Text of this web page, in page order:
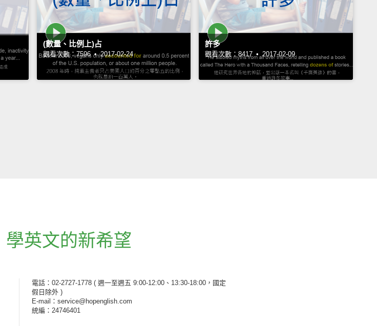
(數量、比例上)占
觀看次數：7596 • 2017-02-24
許多
觀看次數：8417 • 2017-02-09
學英文的新希望
電話：02-2727-1778 ( 週一至週五 9:00-12:00、13:30-18:00，國定
假日除外 )
E-mail：service@hopenglish.com
統編：24746401